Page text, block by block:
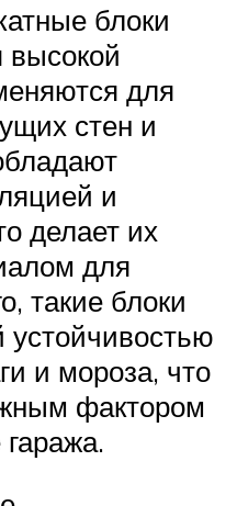
блоки
высокой
для
стен и
и
делает их
для
такие блоки
и мороза, что
фактором